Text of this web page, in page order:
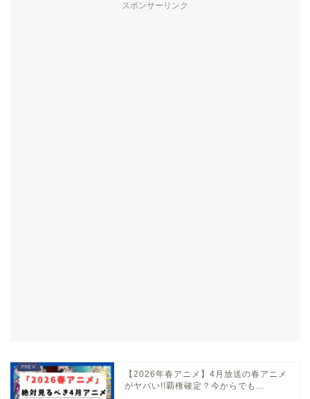
スポンサーリンク
【2026年春アニメ】4月放送の春アニメ
がヤバい!!覇権確定？今からでも...